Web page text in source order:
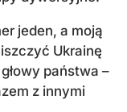
jeden, a moją
Ukrainę
państwa –
z innymi